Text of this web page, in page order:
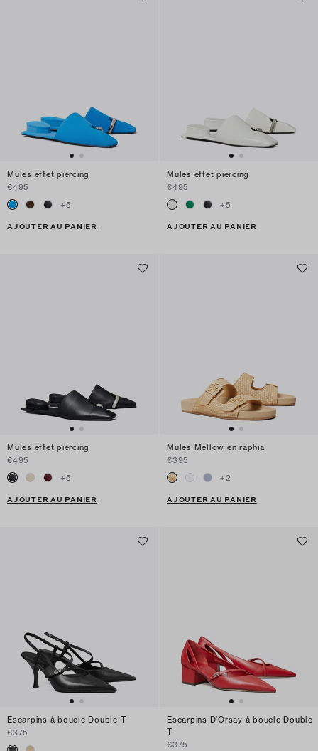
Mules effet piercing
€495
+5
AJOUTER AU PANIER
Mules effet piercing
€495
+5
AJOUTER AU PANIER
Mules effet piercing
€495
+5
AJOUTER AU PANIER
Mules Mellow en raphia
€395
+2
AJOUTER AU PANIER
Escarpins à boucle Double T
€375
Escarpins D’Orsay à boucle Double
T
€375